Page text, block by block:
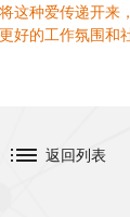
这种爱传递开来
好的工作氛围和
返回列表